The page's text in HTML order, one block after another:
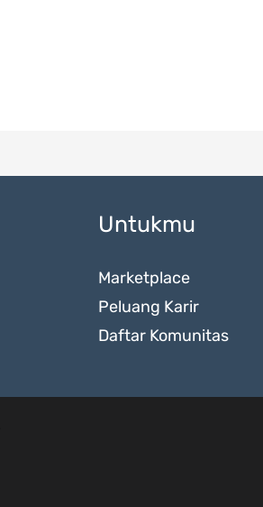
Untukmu
Marketplace
Peluang Karir
Daftar Komunitas